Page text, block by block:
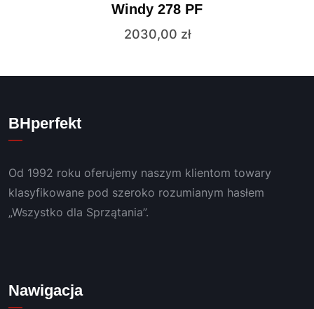
Windy 278 PF
2030,00 zł
BHperfekt
Od 1992 roku oferujemy naszym klientom towary
klasyfikowane pod szeroko rozumianym hasłem
„Wszystko dla Sprzątania”.
Nawigacja